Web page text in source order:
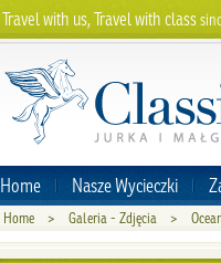
Travel with us, Travel with class
Home Nasze Wycieczki
Home > Galeria - Zdjęcia >